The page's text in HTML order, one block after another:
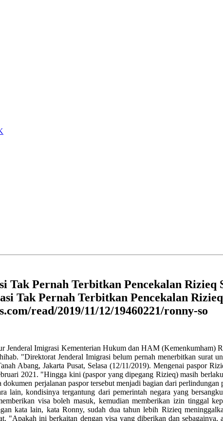
Tak Pernah Terbitkan Pencekalan
Tak Pernah Terbitkan Pencekalan
read/2019/11/12/19460221/ronny-so
Imigrasi Kementerian Hukum dan HAM (Kemenkumham)
"Direktorat Jenderal Imigrasi belum pernah menerbitkan surat
Abang, Jakarta Pusat, Selasa (12/11/2019). Mengenai paspor
2021. "Hingga kini (paspor yang dipegang Rizieq) masih
perjalanan paspor tersebut menjadi bagian dari
lain, kondisinya tergantung dari pemerintah negara yang
visa boleh masuk, kemudian memberikan izin tinggal
kata lain, kata Ronny, sudah dua tahun lebih Rizieq
"Apakah ini berkaitan dengan visa yang diberikan dan